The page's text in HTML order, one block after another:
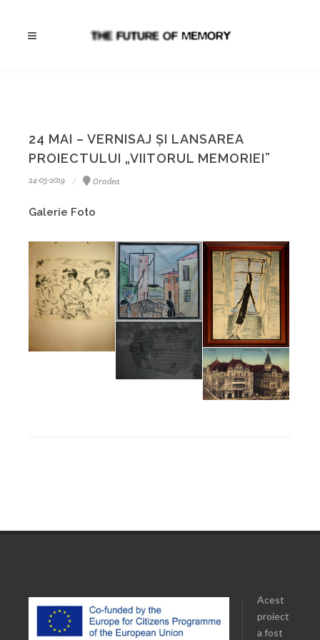
24 MAI – VERNISAJ ȘI LANSAREA
PROIECTULUI „VIITORUL MEMORIEI”
24-05-2019 Oradea
Galerie Foto
Acest
proiect
a fost